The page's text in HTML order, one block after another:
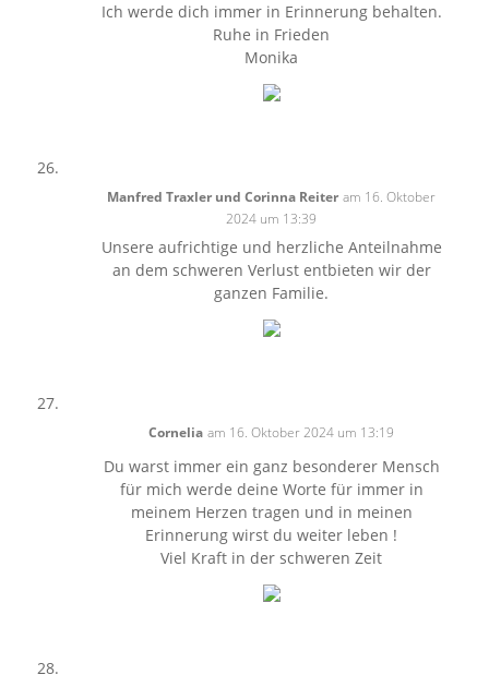
Ich werde dich immer in Erinnerung behalten.
Ruhe in Frieden
Monika
Manfred Traxler und Corinna Reiter am 16. Oktober
2024 um 13:39
Unsere aufrichtige und herzliche Anteilnahme
an dem schweren Verlust entbieten wir der
ganzen Familie.
Cornelia am 16. Oktober 2024 um 13:19
Du warst immer ein ganz besonderer Mensch
für mich werde deine Worte für immer in
meinem Herzen tragen und in meinen
Erinnerung wirst du weiter leben !
Viel Kraft in der schweren Zeit